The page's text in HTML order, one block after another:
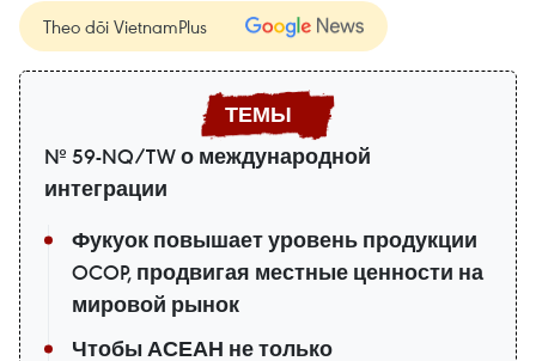
Theo dõi VietnamPlus
№ 59-NQ/TW о международной
интеграции
Фукуок повышает уровень продукции
OCOP, продвигая местные ценности на
мировой рынок
Чтобы АСЕАН не только